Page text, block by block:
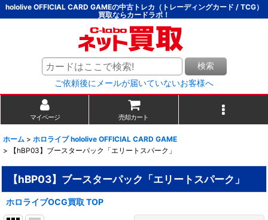
hololive OFFICIAL CARD GAMEの中古トレカ（トレーディングカード / TCG）
買取ならカードラボ！
検索
ご依頼後にメールが届いていないお客様へ
マイページ 売却カート
ホーム > ホロライブ hololive OFFICIAL CARD GAME
>
【hBP03】ブースターパック「エリートスパーク」
【hBP03】ブースターパック「エリートスパーク」
ホロライブOCG買取 TOP